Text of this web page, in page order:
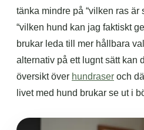
tänka mindre på “vilken ras är
“vilken hund kan jag faktiskt
brukar leda till mer hållbara
alternativ på ett lugnt sätt kan
översikt över hundraser och
livet med hund brukar se ut i